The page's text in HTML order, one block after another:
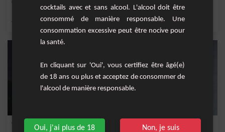
vodka Jus de pomme,sirop de caramel,pomme,caramel
Vodka Tatin
cocktails avec et sans alcool. L'alcool doit être
consommé de manière responsable. Une
consommation excessive peut être nocive pour
la santé.
En cliquant sur 'Oui', vous certifiez être âgé(e)
de 18 ans ou plus et acceptez de consommer de
l'alcool de manière responsable.
Oui, j'ai plus de 18
Non, je suis